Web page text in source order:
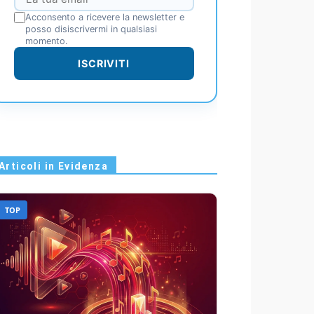
Acconsento a ricevere la newsletter e
posso disiscrivermi in qualsiasi
momento.
ISCRIVITI
in Evidenza
TOP